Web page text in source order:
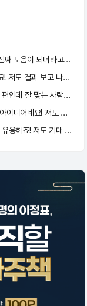
궁합에서 장단점까지 짚어주는 게 진짜 도움이 되더라고요 안맞는 부분도 이해하게 돼요
관계를 돌아보게 된다는 말 공감돼요! 저도 결과 보고 나서 괜히 더 애틋해지더라고요 :)
저도 지금 여자친구와 엄청 잘 맞는 편인데 잘 맞는 사람의 성격이 여자친구와 너무 똑같아서 신기했어요!!
친구 궁합도 분석해본다는 거 좋은 아이디어네요! 저도 가족이나 지인 거 해봐야겠어요
연애운 좋은 시기 알려주는 거 너무 유용하죠! 저도 기대 되네여